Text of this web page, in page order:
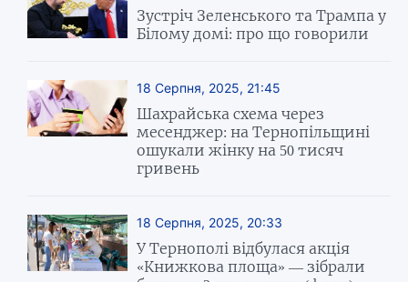
Зустріч Зеленського та Трампа у
Білому домі: про що говорили
18 Серпня, 2025, 21:45
Шахрайська схема через
месенджер: на Тернопільщині
ошукали жінку на 50 тисяч
гривень
18 Серпня, 2025, 20:33
У Тернополі відбулася акція
«Книжкова площа» — зібрали